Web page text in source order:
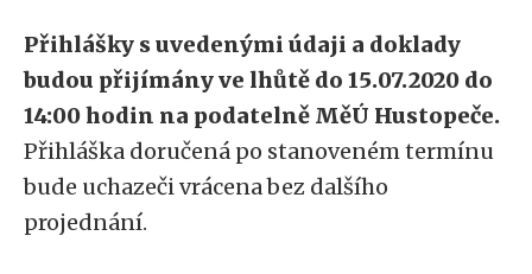
Přihlášky s uvedenými údaji a doklady
budou přijímány ve lhůtě do 15.07.2020 do
14:00 hodin na podatelně MěÚ Hustopeče.
Přihláška doručená po stanoveném termínu
bude uchazeči vrácena bez dalšího
projednání.